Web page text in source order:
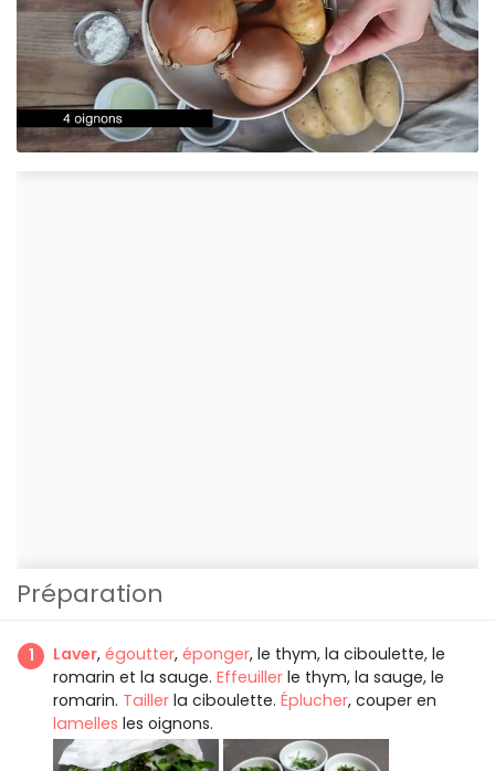
Préparation
Laver, égoutter, éponger, le thym, la ciboulette, le
romarin et la sauge. Effeuiller le thym, la sauge, le
romarin. Tailler la ciboulette. Éplucher, couper en
lamelles les oignons.